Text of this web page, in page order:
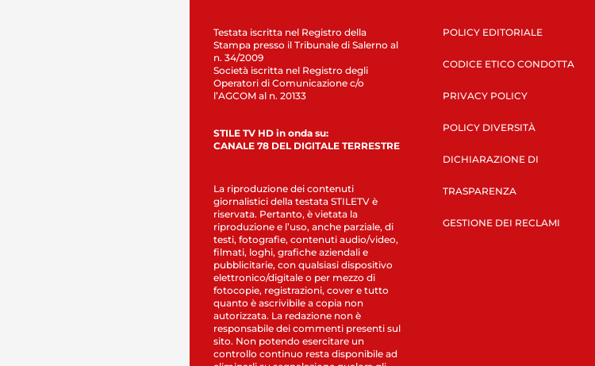
Testata iscritta nel Registro della
Stampa presso il Tribunale di Salerno al
n. 34/2009
Società iscritta nel Registro degli
Operatori di Comunicazione c/o
l’AGCOM al n. 20133
STILE TV HD in onda su:
CANALE 78 DEL DIGITALE TERRESTRE
La riproduzione dei contenuti
giornalistici della testata STILETV è
riservata. Pertanto, è vietata la
riproduzione e l’uso, anche parziale, di
testi, fotografie, contenuti audio/video,
filmati, loghi, grafiche aziendali e
pubblicitarie, con qualsiasi dispositivo
elettronico/digitale o per mezzo di
fotocopie, registrazioni, cover e tutto
quanto è ascrivibile a copia non
autorizzata. La redazione non è
responsabile dei commenti presenti sul
sito. Non potendo esercitare un
controllo continuo resta disponibile ad
POLICY EDITORIALE
CODICE ETICO CONDOTTA
PRIVACY POLICY
POLICY DIVERSITÀ
DICHIARAZIONE DI
TRASPARENZA
GESTIONE DEI RECLAMI